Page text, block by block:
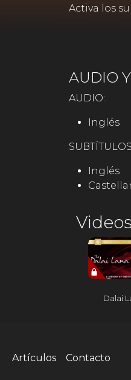
Activa los
AUDIO
AUDIO:
Inglés
Inglés
Dalai
Artículos Contacto